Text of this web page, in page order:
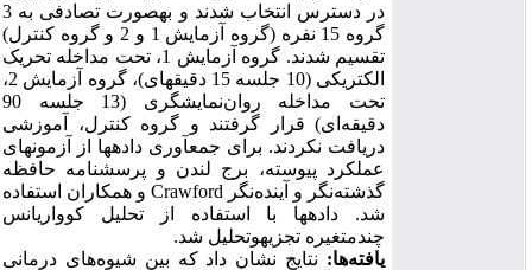
در دسترس انتخاب شدند و به­صورت تصادفی به 3
گروه 15 نفره (گروه آزمایش 1 و 2 و گروه کنترل)
تقسیم شدند. گروه آزمایش 1، تحت مداخله تحریک
الکتریکی (10 جلسه 15 دقیقه­ای)، گروه آزمایش 2،
تحت
مداخله روان‌نمایشگری (13 جلسه 90
دقیقه‌ای) قرار
گرفتند و گروه کنترل، آموزشی
دریافت نکردند. برای جمع­آوری داده­ها از آزمون­های
عملکرد
پیوسته، برج لندنو پرسش­نامه حافظه
گذشته‌نگر و آینده‌نگرCrawford
و همکاران استفاده
شد.
داده­ها با استفاده تحلیل
کوواریانس
چندمتغیره تجزیه­وتحلیل شد.
یافته‌ها:نتایج نشان داد که بین شیوه‌های درمانی